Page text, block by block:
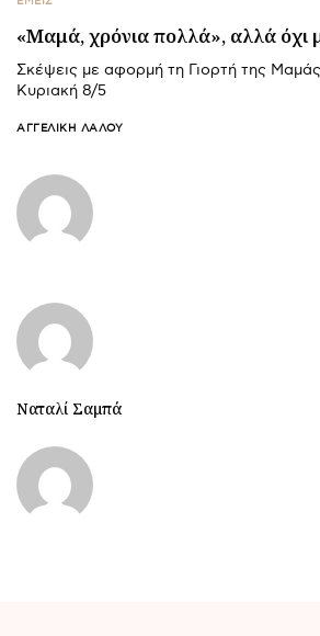
«Μαμά, χρόνια πολλά», αλλά όχι
Σκέψεις με αφορμή τη Γιορτή της Μαμάς
Κυριακή 8/5
ΑΓΓΕΛΙΚΉ ΛΆΛΟΥ
Ναταλί Σαμπά